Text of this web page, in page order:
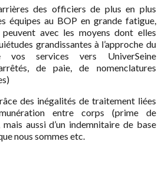
des officiers de plus en plus
équipes au BOP en grande fatigue,
avec les moyens dont elles
grandissantes à l’approche du
vos services vers UniverSeine
de paie, de nomenclatures
des inégalités de traitement liées
entre corps (prime de
aussi d’un indemnitaire de base
nous sommes etc.